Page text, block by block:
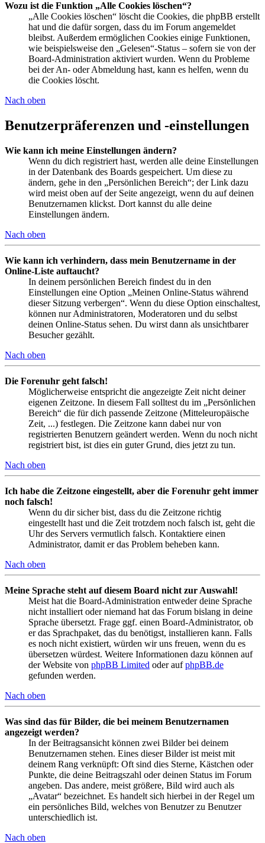
Wozu ist die Funktion „Alle Cookies löschen“?
„Alle Cookies löschen“ löscht die Cookies, die phpBB erstellt
hat und die dafür sorgen, dass du im Forum angemeldet
bleibst. Außerdem ermöglichen Cookies einige Funktionen,
wie beispielsweise den „Gelesen“-Status – sofern sie von der
Board-Administration aktiviert wurden. Wenn du Probleme
bei der An- oder Abmeldung hast, kann es helfen, wenn du
die Cookies löscht.
Nach oben
Benutzerpräferenzen und -einstellungen
Wie kann ich meine Einstellungen ändern?
Wenn du dich registriert hast, werden alle deine Einstellungen
in der Datenbank des Boards gespeichert. Um diese zu
ändern, gehe in den „Persönlichen Bereich“; der Link dazu
wird meist oben auf der Seite angezeigt, wenn du auf deinen
Benutzernamen klickst. Dort kannst du alle deine
Einstellungen ändern.
Nach oben
Wie kann ich verhindern, dass mein Benutzername in der
Online-Liste auftaucht?
In deinem persönlichen Bereich findest du in den
Einstellungen eine Option „Meinen Online-Status während
dieser Sitzung verbergen“. Wenn du diese Option einschaltest,
können nur Administratoren, Moderatoren und du selbst
deinen Online-Status sehen. Du wirst dann als unsichtbarer
Besucher gezählt.
Nach oben
Die Forenuhr geht falsch!
Möglicherweise entspricht die angezeigte Zeit nicht deiner
eigenen Zeitzone. In diesem Fall solltest du im „Persönlichen
Bereich“ die für dich passende Zeitzone (Mitteleuropäische
Zeit, ...) festlegen. Die Zeitzone kann dabei nur von
registrierten Benutzern geändert werden. Wenn du noch nicht
registriert bist, ist dies ein guter Grund, dies jetzt zu tun.
Nach oben
Ich habe die Zeitzone eingestellt, aber die Forenuhr geht immer
noch falsch!
Wenn du dir sicher bist, dass du die Zeitzone richtig
eingestellt hast und die Zeit trotzdem noch falsch ist, geht die
Uhr des Servers vermutlich falsch. Kontaktiere einen
Administrator, damit er das Problem beheben kann.
Nach oben
Meine Sprache steht auf diesem Board nicht zur Auswahl!
Meist hat die Board-Administration entweder deine Sprache
nicht installiert oder niemand hat das Forum bislang in deine
Sprache übersetzt. Frage ggf. einen Board-Administrator, ob
er das Sprachpaket, das du benötigst, installieren kann. Falls
es noch nicht existiert, würden wir uns freuen, wenn du es
übersetzen würdest. Weitere Informationen dazu können auf
der Website von phpBB Limited oder aufphpBB.de
gefunden werden.
Nach oben
Was sind das für Bilder, die bei meinem Benutzernamen
angezeigt werden?
In der Beitragsansicht können zwei Bilder bei deinem
Benutzernamen stehen. Eines dieser Bilder ist meist mit
deinem Rang verknüpft: Oft sind dies Sterne, Kästchen oder
Punkte, die deine Beitragszahl oder deinen Status im Forum
angeben. Das andere, meist größere, Bild wird auch als
„Avatar“ bezeichnet. Es handelt sich hierbei in der Regel um
ein persönliches Bild, welches von Benutzer zu Benutzer
unterschiedlich ist.
Nach oben